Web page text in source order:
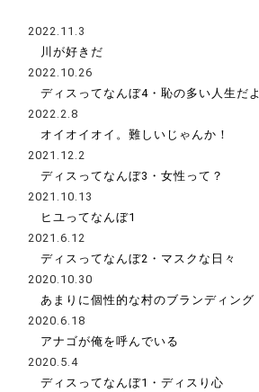
2022.11.3
川が好きだ
2022.10.26
ディスってなんぼ4・恥の多い人生だよ
2022.2.8
オイオイオイ。難しいじゃんか！
2021.12.2
ディスってなんぼ3・女性って？
2021.10.13
ヒユってなんぼ1
2021.6.12
ディスってなんぼ2・マスクな日々
2020.10.30
あまりに個性的な村のブランディング
2020.6.18
アナゴが俺を呼んでいる
2020.5.4
ディスってなんぼ1・ディスり心